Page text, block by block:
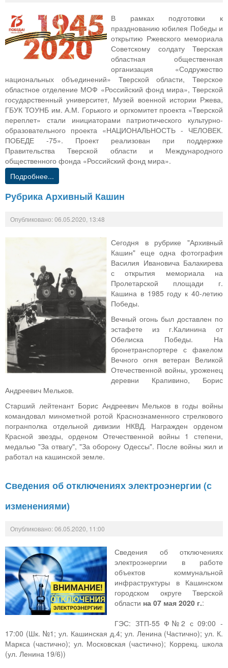
В рамках подготовки к
празднованию юбилея Победы и
открытию Ржевского мемориала
Советскому солдату Тверская
областная общественная
организация «Содружество
национальных объединений» Тверской области, Тверское
областное отделение МОФ «Российский фонд мира», Тверской
государственный университет, Музей военной истории Ржева,
ГБУК ТОУНБ им. А.М. Горького и оргкомитет проекта «Тверской
переплет» стали инициаторами патриотического культурно-
образовательного проекта «НАЦИОНАЛЬНОСТЬ - ЧЕЛОВЕК.
ПОБЕДЕ -75». Проект реализован при поддержке
Правительства Тверской области и Международного
общественного фонда «Российский фонд мира».
Подробнее...
Рубрика Архивный Кашин
Опубликовано: 06.05.2020, 13:48
Сегодня в рубрике "Архивный
Кашин" еще одна фотография
Василия Ивановича Балакирева
с открытия мемориала на
Пролетарской площади г.
Кашина в 1985 году к 40-летию
Победы.
Вечный огонь был доставлен по
эстафете из г.Калинина от
Обелиска Победы. На
бронетранспортере с факелом
Вечного огня ветеран Великой
Отечественной войны, уроженец
деревни Крапивино, Борис
Андреевич Мельков.
Старший лейтенант Борис Андреевич Мельков в годы войны
командовал минометной ротой Краснознаменного стрелкового
погранполка отдельной дивизии НКВД. Награжден орденом
Красной звезды, орденом Отечественной войны 1 степени,
медалью "За отвагу", "За оборону Одессы". После войны жил и
работал на кашинской земле.
Сведения об отключениях электроэнергии (с
изменениями)
Опубликовано: 06.05.2020, 11:00
Сведения об отключениях
электроэнергии в работе
объектов коммунальной
инфраструктуры в Кашинском
городском округе Тверской
области на 07 мая 2020 г.:
ГЭС: ЗТП-55 Ф№2 с 09:00 -
17:00 (Шк. №1; ул. Кашинская д.4; ул. Ленина (Частично); ул. К.
Маркса (частично); ул. Московская (частично); Коррекц. школа
(ул. Ленина 19/6))